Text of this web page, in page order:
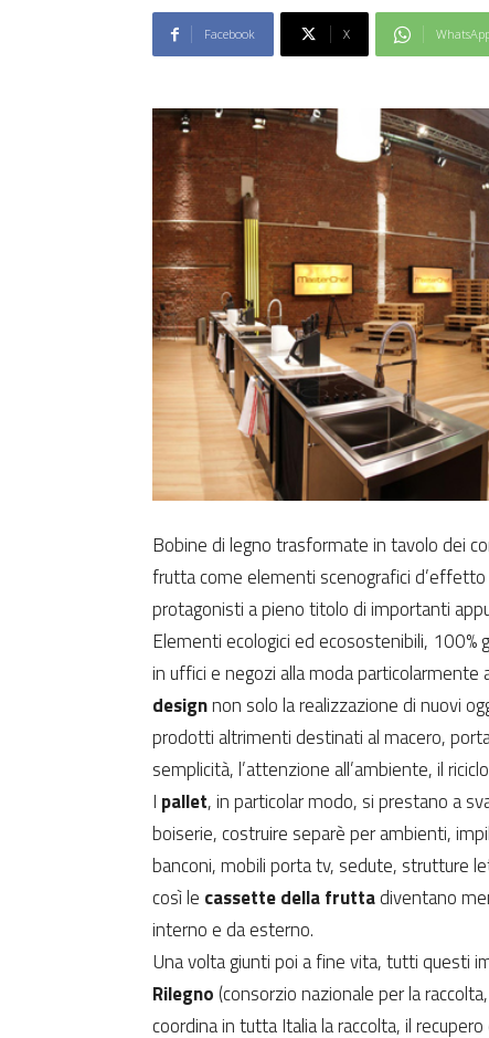
Facebook X
Bobine di legno trasformate in tavolo dei
frutta come elementi scenografici d’effetto
protagonisti a pieno titolo di importanti
Elementi ecologici ed ecosostenibili, 100%
in uffici e negozi alla moda
designnon solo la realizzazione di nuovi
prodotti altrimenti destinati al macero,
semplicità, l’attenzione all’ambiente, il
I pallet, in particolar modo, si prestano a
boiserie, costruire separè per ambienti,
banconi, mobili porta tv, sedute, strutture
così le cassette della fruttadiventano
interno e da esterno.
Una volta giunti poi a fine vita, tutti questi
Rilegno (consorzio nazionale per la
coordina in tutta Italia la raccolta, il